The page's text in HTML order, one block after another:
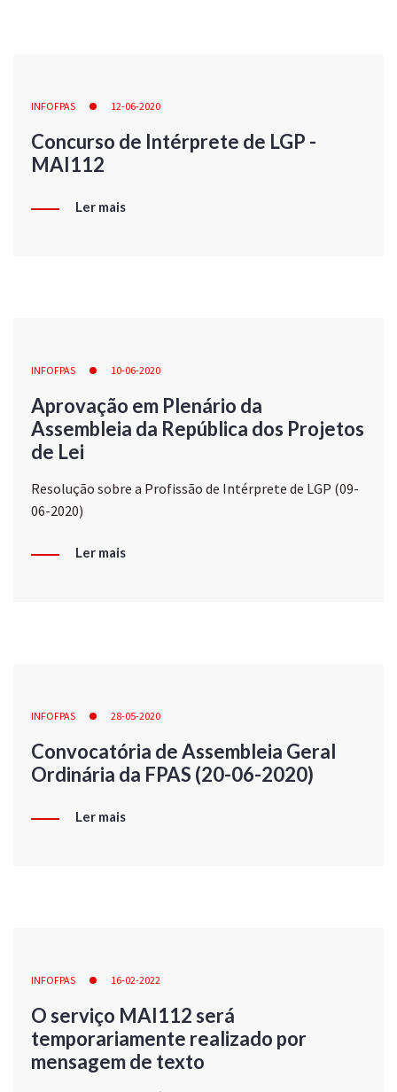
INFOFPAS 12-06-2020
Concurso de Intérprete de LGP -
MAI112
Ler mais
INFOFPAS 10-06-2020
Aprovação em Plenário da
Assembleia da República dos Projetos
de Lei
Resolução sobre a Profissão de Intérprete de LGP (09-
06-2020)
Ler mais
INFOFPAS 28-05-2020
Convocatória de Assembleia Geral
Ordinária da FPAS (20-06-2020)
Ler mais
INFOFPAS 16-02-2022
O serviço MAI112 será
temporariamente realizado por
mensagem de texto